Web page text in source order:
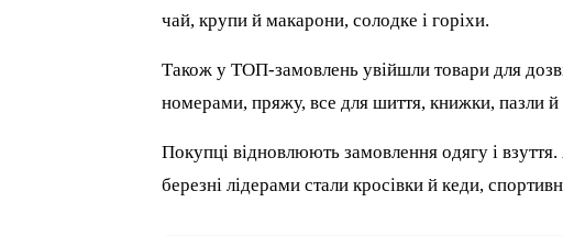
чай, крупи й макарони, солодке і горіхи.
Також у ТОП-замовлень увійшли товари для
номерами, пряжу, все для шиття, книжки, пазли й
Покупці відновлюють замовлення одягу і
березні лідерами стали кросівки й кеди,